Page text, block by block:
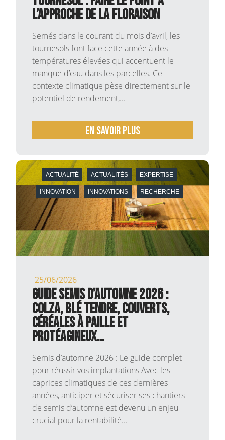
l’approche de la floraison
Semés dans le courant du mois d’avril, les
tournesols font face cette année à des
températures élevées qui accentuent le
manque d’eau dans les parcelles. Ce
contexte climatique pèse directement sur le
potentiel de rendement,...
En savoir plus
ACTUALITÉ ACTUALITÉS EXPERTISE
INNOVATION INNOVATIONS RECHERCHE
25/06/2026
Guide Semis d’Automne 2026 :
Colza, Blé Tendre, Couverts,
Céréales à paille et
Protéagineux…
Semis d’automne 2026 : Le guide complet
pour réussir vos implantations Avec les
caprices climatiques de ces dernières
années, anticiper et sécuriser ses chantiers
de semis d’automne est devenu un enjeu
crucial pour la rentabilité...